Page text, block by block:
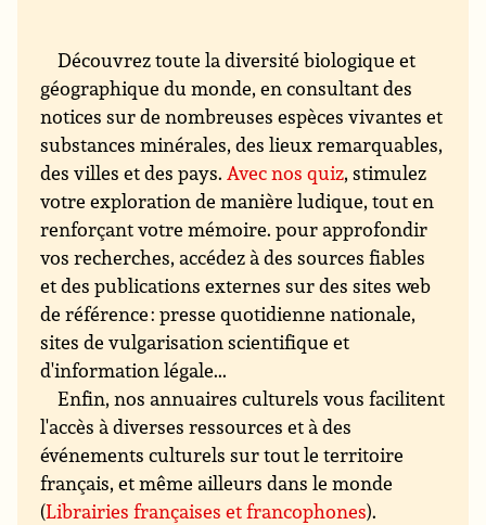
Découvrez toute la diversité biologique et
géographique du monde, en consultant des
notices sur de nombreuses espèces vivantes et
substances minérales, des lieux remarquables,
des villes et des pays. Avec nos quiz, stimulez
votre exploration de manière ludique, tout en
renforçant votre mémoire. pour approfondir
vos recherches, accédez à des sources fiables
et des publications externes sur des sites web
de référence : presse quotidienne nationale,
sites de vulgarisation scientifique et
d'information légale...
Enfin, nos annuaires culturels vous facilitent
l'accès à diverses ressources et à des
événements culturels sur tout le territoire
français, et même ailleurs dans le monde
(Librairies françaises et francophones).